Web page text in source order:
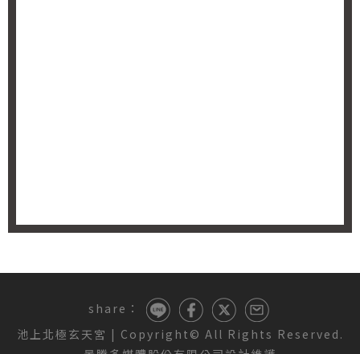
share：
池上北極玄天宮 | Copyright© All Rights Reserved.